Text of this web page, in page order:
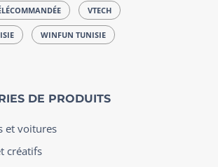
VTECH
WINFUN TUNISIE
DE PRODUITS
et voitures
créatifs